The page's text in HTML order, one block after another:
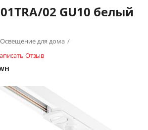
02 GU10 белый
Освещение для дома /
/
Отзыв